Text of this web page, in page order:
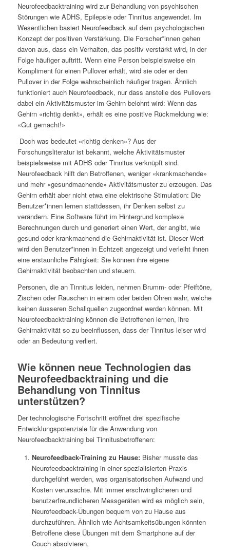
Neurofeedbacktraining wird zur Behandlung von psychischen
Störungen wie ADHS, Epilepsie oder Tinnitus angewendet. Im
Wesentlichen basiert Neurofeedback auf dem psychologischen
Konzept der positiven Verstärkung. Die Forscher*innen gehen
davon aus, dass ein Verhalten, das positiv verstärkt wird, in der
Folge häufiger auftritt. Wenn eine Person beispielsweise ein
Kompliment für einen Pullover erhält, wird sie oder er den
Pullover in der Folge wahrscheinlich häufiger tragen. Ähnlich
funktioniert auch Neurofeedback, nur dass anstelle des Pullovers
dabei ein Aktivitätsmuster im Gehirn belohnt wird: Wenn das
Gehirn «richtig denkt», erhält es eine positive Rückmeldung wie:
«Gut gemacht!»
Doch was bedeutet «richtig denken»? Aus der
Forschungsliteratur ist bekannt, welche Aktivitätsmuster
beispielsweise mit ADHS oder Tinnitus verknüpft sind.
Neurofeedback hilft den Betroffenen, weniger «krankmachende»
und mehr «gesundmachende» Aktivitätsmuster zu erzeugen. Das
Gehirn erhält aber nicht etwa eine elektrische Stimulation: Die
Benutzer*innen lernen stattdessen, ihr Denken selbst zu
verändern. Eine Software führt im Hintergrund komplexe
Berechnungen durch und generiert einen Wert, der angibt, wie
gesund oder krankmachend die Gehirnaktivität ist. Dieser Wert
wird den Benutzer*innen in Echtzeit angezeigt und verleiht ihnen
eine erstaunliche Fähigkeit: Sie können ihre eigene
Gehirnaktivität beobachten und steuern.
Personen, die an Tinnitus leiden, nehmen Brumm- oder Pfeiftöne,
Zischen oder Rauschen in einem oder beiden Ohren wahr, welche
keinen äusseren Schallquellen zugeordnet werden können. Mit
Neurofeedbacktraining können die Betroffenen lernen, ihre
Gehirnaktivität so zu beeinflussen, dass der Tinnitus leiser wird
oder an Bedeutung verliert.
Wie können neue Technologien das
Neurofeedbacktraining und die
Behandlung von Tinnitus
unterstützen?
Der technologische Fortschritt eröffnet drei spezifische
Entwicklungspotenziale für die Anwendung von
Neurofeedbacktraining bei Tinnitusbetroffenen:
Neurofeedback-Training zu Hause:Bisher musste das
Neurofeedbacktraining in einer spezialisierten Praxis
durchgeführt werden, was organisatorischen Aufwand und
Kosten verursachte. Mit immer erschwinglicheren und
benutzerfreundlicheren Messgeräten wird es möglich sein,
Neurofeedback-Übungen bequem von zu Hause aus
durchzuführen. Ähnlich wie Achtsamkeitsübungen könnten
Betroffene diese Übungen mit dem Smartphone auf der
Couch absolvieren.